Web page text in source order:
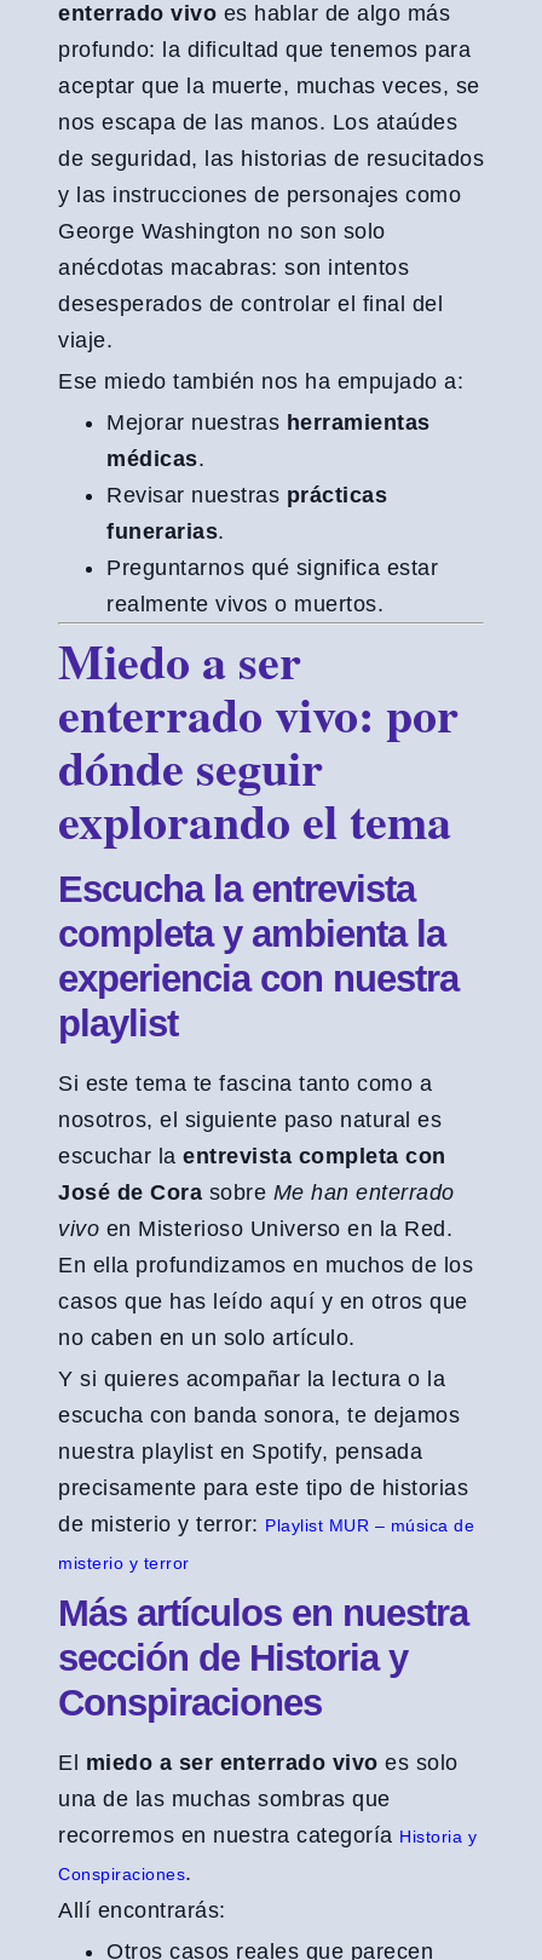
enterrado vivo es hablar de algo más
profundo: la dificultad que tenemos para
aceptar que la muerte, muchas veces, se
nos escapa de las manos. Los ataúdes
de seguridad, las historias de resucitados
y las instrucciones de personajes como
George Washington no son solo
anécdotas macabras: son intentos
desesperados de controlar el final del
viaje.
Ese miedo también nos ha empujado a:
Mejorar nuestras herramientas
médicas.
Revisar nuestras prácticas
funerarias.
Preguntarnos qué significa estar
realmente vivos o muertos.
Miedo a ser
enterrado vivo: por
dónde seguir
explorando el tema
Escucha la entrevista
completa y ambienta la
experiencia con nuestra
playlist
Si este tema te fascina tanto como a
nosotros, el siguiente paso natural es
escuchar la entrevista completa con
José de Cora sobre Me han enterrado
vivo en Misterioso Universo en la Red.
En ella profundizamos en muchos de los
casos que has leído aquí y en otros que
no caben en un solo artículo.
Y si quieres acompañar la lectura o la
escucha con banda sonora, te dejamos
nuestra playlist en Spotify, pensada
precisamente para este tipo de historias
de misterio y terror: Playlist MUR – música de
misterio y terror
Más artículos en nuestra
sección de Historia y
Conspiraciones
El miedo a ser enterrado vivo es solo
una de las muchas sombras que
recorremos en nuestra categoría Historia y
Conspiraciones.
Allí encontrarás:
Otros casos reales que parecen